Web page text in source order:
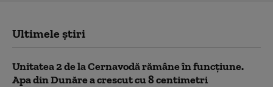
Ultimele știri
Unitatea 2 de la Cernavodă rămâne în funcțiune.
Apa din Dunăre a crescut cu 8 centimetri